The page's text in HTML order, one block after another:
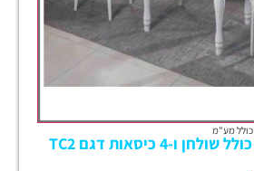
כולל מע"מ
פינת אוכל נפתחת כולל שולחן ו-4 כיסאות דגם TC2